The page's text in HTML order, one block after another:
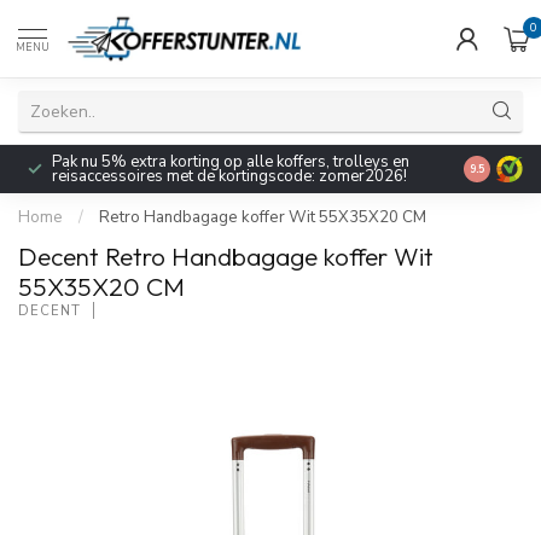
MENU
0
Pak nu 5% extra korting op alle koffers, trolleys en
reisaccessoires met de kortingscode: zomer2026! 9.5
Home / Retro Handbagage koffer Wit 55X35X20 CM
Decent Retro Handbagage koffer Wit
55X35X20 CM
DECENT